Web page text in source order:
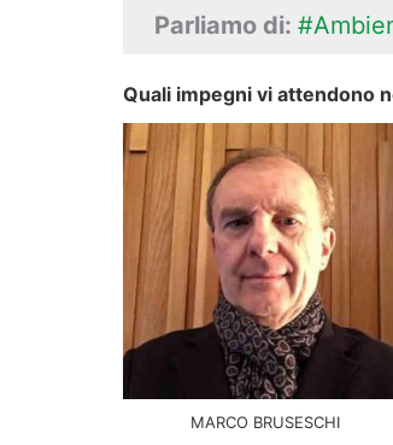
Parliamo di:
Quali impegni vi attendono
MARCO BRUSESCHI